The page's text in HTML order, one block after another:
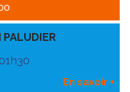
PALUDIER
En savoir +